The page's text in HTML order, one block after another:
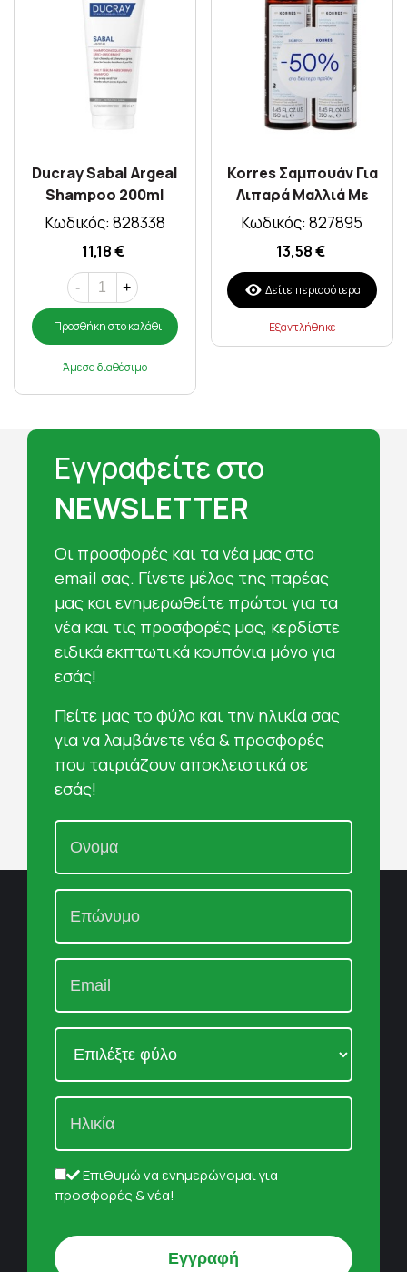
Ducray Sabal Argeal
Shampoo 200ml
Κωδικός: 828338
11,18 €
- +
Προσθήκη στο καλάθι
Άμεσα διαθέσιμο
Korres Σαμπουάν Για
Λιπαρά Μαλλιά Με
Γλυκύρριζα &
-50% Στο 2ο Προϊόν
Κωδικός: 827895
13,58 €
Δείτε περισσότερα
Εξαντλήθηκε
Εγγραφείτε στο
NEWSLETTER
Oι προσφορές και τα νέα μας στο
email σας. Γίνετε μέλος της παρέας
μας και ενημερωθείτε πρώτοι για τα
νέα και τις προσφορές μας, κερδίστε
ειδικά εκπτωτικά κουπόνια μόνο για
εσάς!
Πείτε μας το φύλο και την ηλικία σας
για να λαμβάνετε νέα & προσφορές
που ταιριάζουν αποκλειστικά σε
εσάς!
Επιθυμώ να ενημερώνομαι για
προσφορές & νέα!